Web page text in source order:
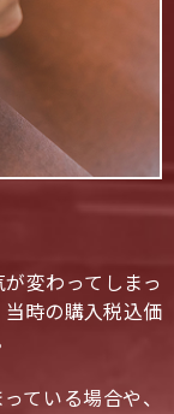
変わってしまっ
時の購入税込価
ている場合や、